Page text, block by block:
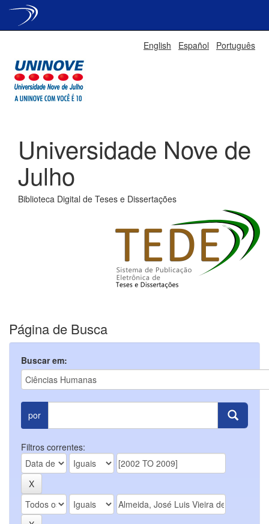
English Español Português
Universidade Nove de
Julho
Biblioteca Digital de Teses e Dissertações
Página de Busca
Buscar em:
por
Filtros correntes: